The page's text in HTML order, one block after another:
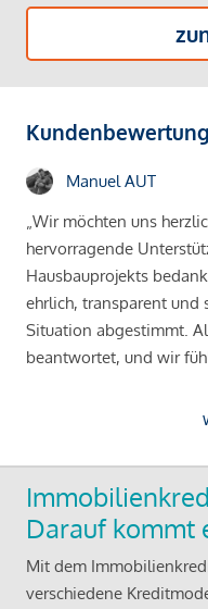
Kundenbewertung
Manuel AUT
„Wir möchten uns
hervorragende
Hausbauprojekts
ehrlich, transparent und
Situation abgestimmt.
beantwortet, und wir
Darauf kommt
Mit dem
verschiedene